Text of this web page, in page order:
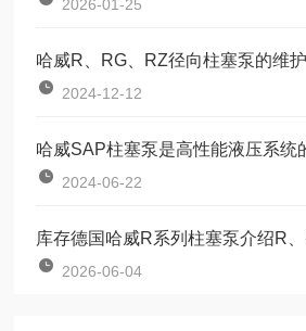
2026-01-25
哈威R、RG、RZ径向柱塞泵的维
2024-12-12
哈威SAP柱塞泵是高性能液压系统
2024-06-22
库存德国哈威R系列柱塞泵介绍R
2026-06-04